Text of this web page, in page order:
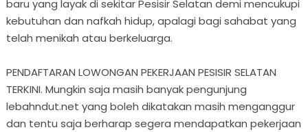
baru yang layak di sekitar Pesisir Selatan demi mencukupi
kebutuhan dan nafkah hidup, apalagi bagi sahabat yang
telah menikah atau berkeluarga.
PENDAFTARAN LOWONGAN PEKERJAAN PESISIR SELATAN
TERKINI. Mungkin saja masih banyak pengunjung
lebahndut.net yang boleh dikatakan masih menganggur
dan tentu saja berharap segera mendapatkan pekerjaan